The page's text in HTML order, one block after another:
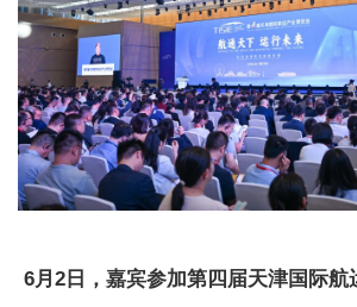
6月2日，嘉宾参加第四届天津国际航